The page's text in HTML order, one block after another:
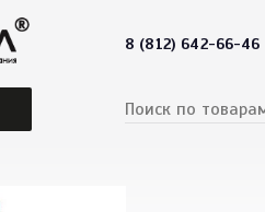
8 (812) 642-66-46